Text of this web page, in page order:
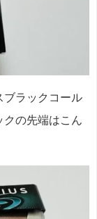
ブラックコール
クの先端はこん